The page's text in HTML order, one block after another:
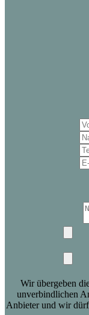
Wir übergeben
unverbindlichen
Anbieter und wir